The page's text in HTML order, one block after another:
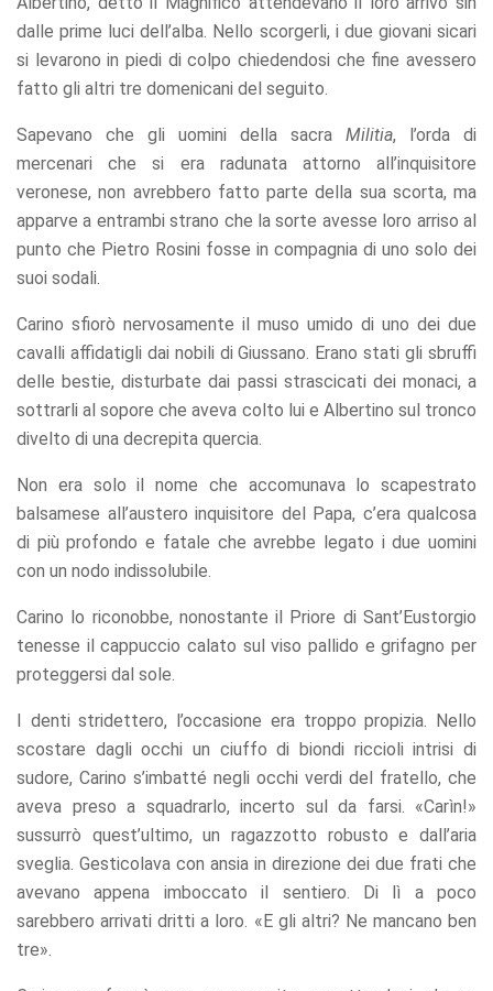
dalle prime luci dell’alba. Nello scorgerli, i due giovani sicari
si levarono in piedi di colpo chiedendosi che fine avessero
fatto gli altri tre domenicani del seguito.
Sapevano che gli uomini della sacra Militia, l’orda di
mercenari che si era radunata attorno all’inquisitore
veronese, non avrebbero fatto parte della sua scorta, ma
apparve a entrambi strano che la sorte avesse loro arriso al
punto che Pietro Rosini fosse in compagnia di uno solo dei
suoi sodali.
Carino sfiorò nervosamente il muso umido di uno dei due
cavalli affidatigli dai nobili di Giussano. Erano stati gli sbruffi
delle bestie, disturbate dai passi strascicati dei monaci, a
sottrarli al sopore che aveva colto lui e Albertino sul tronco
divelto di una decrepita quercia.
Non era solo il nome che accomunava lo scapestrato
balsamese all’austero inquisitore del Papa, c’era qualcosa
di più profondo e fatale che avrebbe legato i due uomini
con un nodo indissolubile.
Carino lo riconobbe, nonostante il Priore di Sant’Eustorgio
tenesse il cappuccio calato sul viso pallido e grifagno per
proteggersi dal sole.
I denti stridettero, l’occasione era troppo propizia. Nello
scostare dagli occhi un ciuffo di biondi riccioli intrisi di
sudore, Carino s’imbatté negli occhi verdi del fratello, che
aveva preso a squadrarlo, incerto sul da farsi. «Carìn!»
sussurrò quest’ultimo, un ragazzotto robusto e dall’aria
sveglia. Gesticolava con ansia in direzione dei due frati che
avevano appena imboccato il sentiero. Di lì a poco
sarebbero arrivati dritti a loro. «E gli altri? Ne mancano ben
tre».